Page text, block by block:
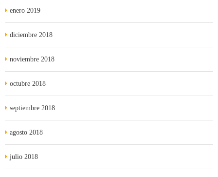
enero 2019
diciembre 2018
noviembre 2018
octubre 2018
septiembre 2018
agosto 2018
julio 2018